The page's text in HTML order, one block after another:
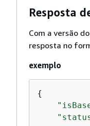
Resposta
Com a versão
resposta no
exemplo
{